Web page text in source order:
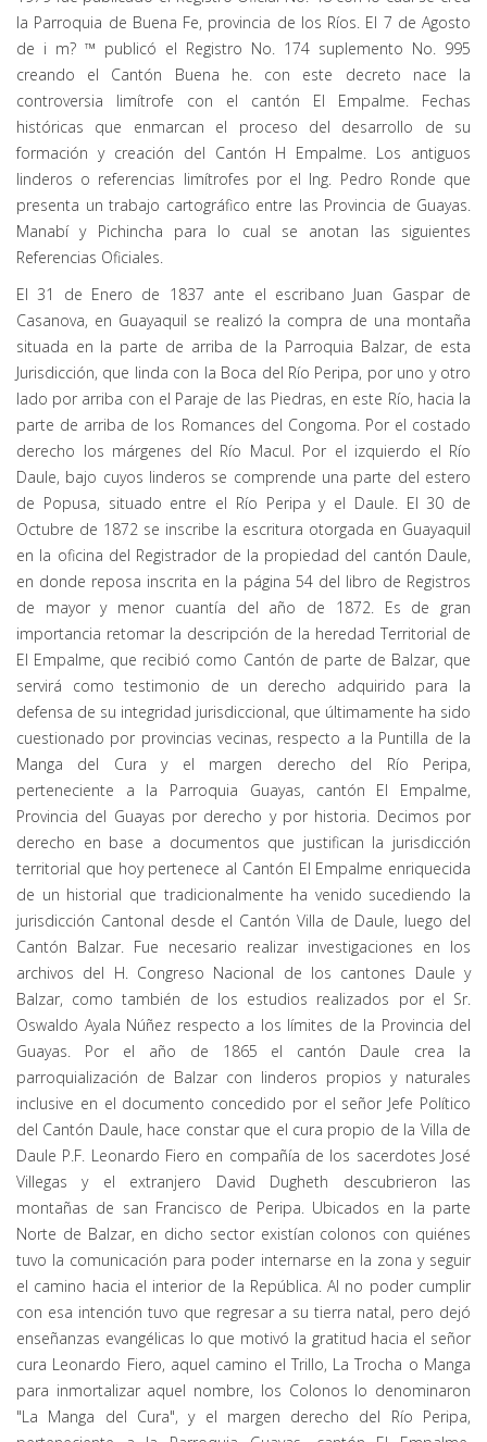
la Parroquia de Buena Fe, provincia de los Ríos. El 7 de Agosto
de i m? ™ publicó el Registro No. 174 suplemento No. 995
creando el Cantón Buena he. con este decreto nace la
controversia limítrofe con el cantón El Empalme. Fechas
históricas que enmarcan el proceso del desarrollo de su
formación y creación del Cantón H Empalme. Los antiguos
linderos o referencias limítrofes por el Ing. Pedro Ronde que
presenta un trabajo cartográfico entre las Provincia de Guayas.
Manabí y Pichincha para lo cual se anotan las siguientes
Referencias Oficiales.
El 31 de Enero de 1837 ante el escribano Juan Gaspar de
Casanova, en Guayaquil se realizó la compra de una montaña
situada en la parte de arriba de la Parroquia Balzar, de esta
Jurisdicción, que linda con la Boca del Río Peripa, por uno y otro
lado por arriba con el Paraje de las Piedras, en este Río, hacia la
parte de arriba de los Romances del Congoma. Por el costado
derecho los márgenes del Río Macul. Por el izquierdo el Río
Daule, bajo cuyos linderos se comprende una parte del estero
de Popusa, situado entre el Río Peripa y el Daule. El 30 de
Octubre de 1872 se inscribe la escritura otorgada en Guayaquil
en la oficina del Registrador de la propiedad del cantón Daule,
en donde reposa inscrita en la página 54 del libro de Registros
de mayor y menor cuantía del año de 1872. Es de gran
importancia retomar la descripción de la heredad Territorial de
El Empalme, que recibió como Cantón de parte de Balzar, que
servirá como testimonio de un derecho adquirido para la
defensa de su integridad jurisdiccional, que últimamente ha sido
cuestionado por provincias vecinas, respecto a la Puntilla de la
Manga del Cura y el margen derecho del Río Peripa,
perteneciente a la Parroquia Guayas, cantón El Empalme,
Provincia del Guayas por derecho y por historia. Decimos por
derecho en base a documentos que justifican la jurisdicción
territorial que hoy pertenece al Cantón El Empalme enriquecida
de un historial que tradicionalmente ha venido sucediendo la
jurisdicción Cantonal desde el Cantón Villa de Daule, luego del
Cantón Balzar. Fue necesario realizar investigaciones en los
archivos del H. Congreso Nacional de los cantones Daule y
Balzar, como también de los estudios realizados por el Sr.
Oswaldo Ayala Núñez respecto a los límites de la Provincia del
Guayas. Por el año de 1865 el cantón Daule crea la
parroquialización de Balzar con linderos propios y naturales
inclusive en el documento concedido por el señor Jefe Político
del Cantón Daule, hace constar que el cura propio de la Villa de
Daule P.F. Leonardo Fiero en compañía de los sacerdotes José
Villegas y el extranjero David Dugheth descubrieron las
montañas de san Francisco de Peripa. Ubicados en la parte
Norte de Balzar, en dicho sector existían colonos con quiénes
tuvo la comunicación para poder internarse en la zona y seguir
el camino hacia el interior de la República. Al no poder cumplir
con esa intención tuvo que regresar a su tierra natal, pero dejó
enseñanzas evangélicas lo que motivó la gratitud hacia el señor
cura Leonardo Fiero, aquel camino el Trillo, La Trocha o Manga
para inmortalizar aquel nombre, los Colonos lo denominaron
"La Manga del Cura", y el margen derecho del Río Peripa,